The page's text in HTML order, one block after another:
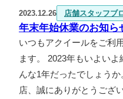
2023.12.26 店舗スタッフブ
年末年始休業のお知ら
いつもアクイールをご利
ます。 2023年もいよい
んな1年だったでしょう
店、誠にありがとうござ